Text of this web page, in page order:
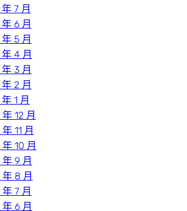
7 月
6 月
5 月
4 月
3 月
2 月
1 月
12 月
11 月
10 月
9 月
8 月
7 月
6 月